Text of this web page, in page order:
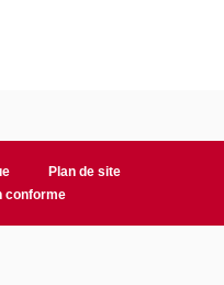
Plan de site
conforme